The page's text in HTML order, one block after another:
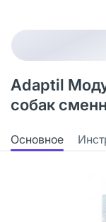
Adaptil
собак
Основное